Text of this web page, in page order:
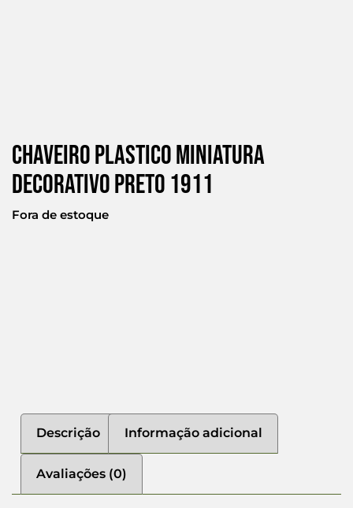
Chaveiro Plastico Miniatura
Decorativo Preto 1911
Fora de estoque
Descrição Informação adicional
Avaliações (0)